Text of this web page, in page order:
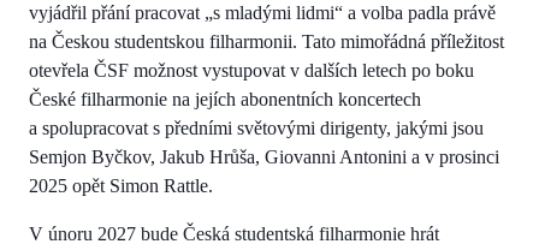
vyjádřil přání pracovat „s mladými lidmi“ a volba padla právě
na Českou studentskou filharmonii. Tato mimořádná příležitost
otevřela ČSF možnost vystupovat v dalších letech po boku
České filharmonie na jejích abonentních koncertech
a spolupracovat s předními světovými dirigenty, jakými jsou
Semjon Byčkov, Jakub Hrůša, Giovanni Antonini a v prosinci
2025 opět Simon Rattle.
V únoru 2027 bude Česká studentská filharmonie hrát